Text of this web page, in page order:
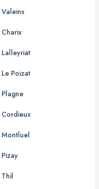
Valeins
Charix
Lalleyriat
Le Poizat
Plagne
Cordieux
Montluel
Pizay
Thil